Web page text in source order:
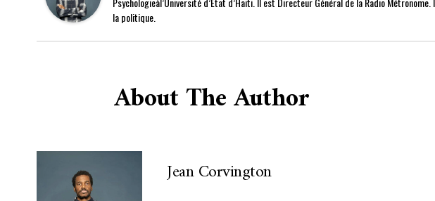
la politique.
About The Author
Jean Corvington